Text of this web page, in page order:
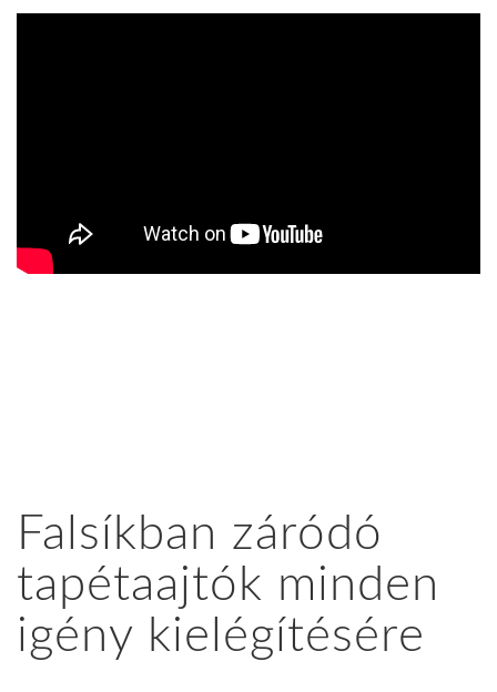
Falsíkban záródó
tapétaajtók minden
igény kielégítésére